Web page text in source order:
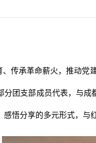
、传承革命薪火，推动党
分团支部成员代表，与成
感悟分享的多元形式，与